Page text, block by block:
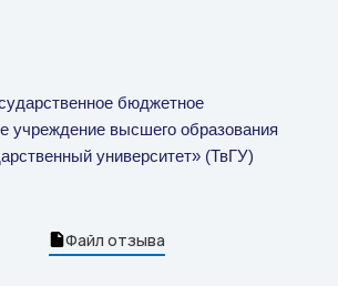
бюджетное
учреждение высшего образования
университет» (ТвГУ)
Файл отзыва